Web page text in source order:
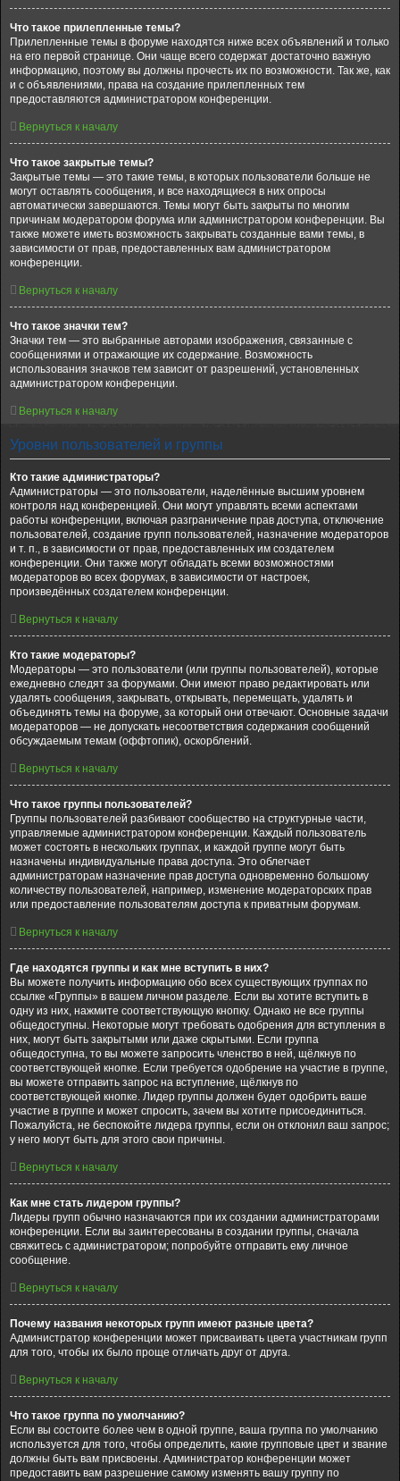
Что такое прилепленные темы?
Прилепленные темы в форуме находятся ниже всех объявлений и только
на его первой странице. Они чаще всего содержат достаточно важную
информацию, поэтому вы должны прочесть их по возможности. Так же, как
и с объявлениями, права на создание прилепленных тем
предоставляются администратором конференции.
Вернуться к началу
Что такое закрытые темы?
Закрытые темы — это такие темы, в которых пользователи больше не
могут оставлять сообщения, и все находящиеся в них опросы
автоматически завершаются. Темы могут быть закрыты по многим
причинам модератором форума или администратором конференции. Вы
также можете иметь возможность закрывать созданные вами темы, в
зависимости от прав, предоставленных вам администратором
конференции.
Вернуться к началу
Что такое значки тем?
Значки тем — это выбранные авторами изображения, связанные с
сообщениями и отражающие их содержание. Возможность
использования значков тем зависит от разрешений, установленных
администратором конференции.
Вернуться к началу
Уровни пользователей и группы
Кто такие администраторы?
Администраторы — это пользователи, наделённые высшим уровнем
контроля над конференцией. Они могут управлять всеми аспектами
работы конференции, включая разграничение прав доступа, отключение
пользователей, создание групп пользователей, назначение модераторов
и т. п., в зависимости от прав, предоставленных им создателем
конференции. Они также могут обладать всеми возможностями
модераторов во всех форумах, в зависимости от настроек,
произведённых создателем конференции.
Вернуться к началу
Кто такие модераторы?
Модераторы — это пользователи (или группы пользователей), которые
ежедневно следят за форумами. Они имеют право редактировать или
удалять сообщения, закрывать, открывать, перемещать, удалять и
объединять темы на форуме, за который они отвечают. Основные задачи
модераторов — не допускать несоответствия содержания сообщений
обсуждаемым темам (оффтопик), оскорблений.
Вернуться к началу
Что такое группы пользователей?
Группы пользователей разбивают сообщество на структурные части,
управляемые администратором конференции. Каждый пользователь
может состоять в нескольких группах, и каждой группе могут быть
назначены индивидуальные права доступа. Это облегчает
администраторам назначение прав доступа одновременно большому
количеству пользователей, например, изменение модераторских прав
или предоставление пользователям доступа к приватным форумам.
Вернуться к началу
Где находятся группы и как мне вступить в них?
Вы можете получить информацию обо всех существующих группах по
ссылке «Группы» в вашем личном разделе. Если вы хотите вступить в
одну из них, нажмите соответствующую кнопку. Однако не все группы
общедоступны. Некоторые могут требовать одобрения для вступления в
них, могут быть закрытыми или даже скрытыми. Если группа
общедоступна, то вы можете запросить членство в ней, щёлкнув по
соответствующей кнопке. Если требуется одобрение на участие в группе,
вы можете отправить запрос на вступление, щёлкнув по
соответствующей кнопке. Лидер группы должен будет одобрить ваше
участие в группе и может спросить, зачем вы хотите присоединиться.
Пожалуйста, не беспокойте лидера группы, если он отклонил ваш запрос;
у него могут быть для этого свои причины.
Вернуться к началу
Как мне стать лидером группы?
Лидеры групп обычно назначаются при их создании администраторами
конференции. Если вы заинтересованы в создании группы, сначала
свяжитесь с администратором; попробуйте отправить ему личное
сообщение.
Вернуться к началу
Почему названия некоторых групп имеют разные цвета?
Администратор конференции может присваивать цвета участникам групп
для того, чтобы их было проще отличать друг от друга.
Вернуться к началу
Что такое группа по умолчанию?
Если вы состоите более чем в одной группе, ваша группа по умолчанию
используется для того, чтобы определить, какие групповые цвет и звание
должны быть вам присвоены. Администратор конференции может
предоставить вам разрешение самому изменять вашу группу по